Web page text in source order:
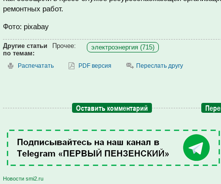
ремонтных работ.
Фото: pixabay
Другие статьи
по темам:
Прочее: электроэнергия (715)
Распечатать PDF версия Переслать другу
Оставить комментарий
Новости smi2.ru